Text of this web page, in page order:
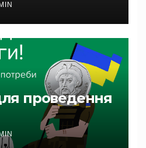
проведення